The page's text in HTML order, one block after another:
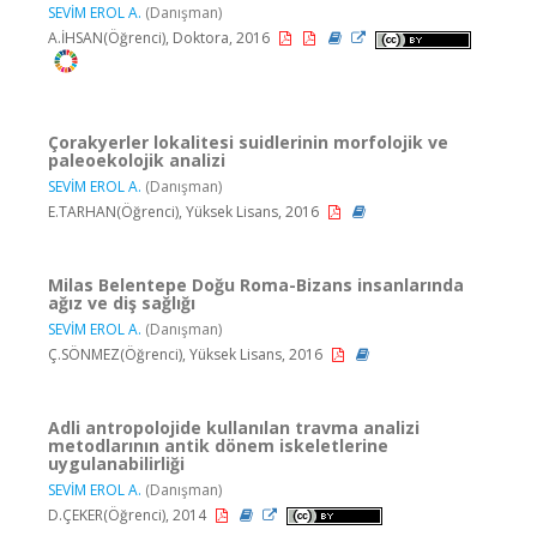
SEVİM EROL A. (Danışman)
A.İHSAN(Öğrenci), Doktora, 2016
Çorakyerler lokalitesi suidlerinin morfolojik ve
paleoekolojik analizi
SEVİM EROL A. (Danışman)
E.TARHAN(Öğrenci), Yüksek Lisans, 2016
Milas Belentepe Doğu Roma-Bizans insanlarında
ağız ve diş sağlığı
SEVİM EROL A. (Danışman)
Ç.SÖNMEZ(Öğrenci), Yüksek Lisans, 2016
Adli antropolojide kullanılan travma analizi
metodlarının antik dönem iskeletlerine
uygulanabilirliği
SEVİM EROL A. (Danışman)
D.ÇEKER(Öğrenci), 2014